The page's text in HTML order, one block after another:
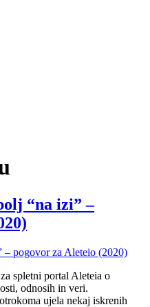
“na izi” –
spletni portal Aleteia o
odnosih in veri.
ujela nekaj iskrenih